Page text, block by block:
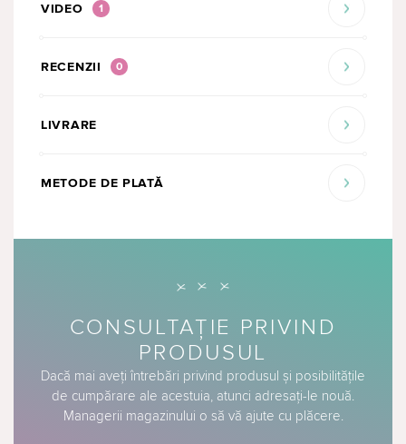
VIDEO 1
RECENZII 0
LIVRARE
METODE DE PLATĂ
CONSULTAȚIE PRIVIND
PRODUSUL
Dacă mai aveți întrebări privind produsul și posibilitățile
de cumpărare ale acestuia, atunci adresați-le nouă.
Managerii magazinului o să vă ajute cu plăcere.